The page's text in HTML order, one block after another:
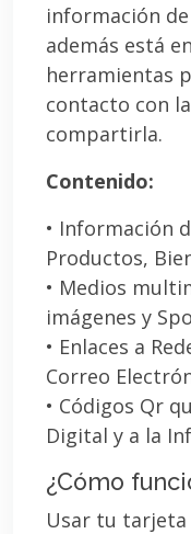
información
además está
herramientas
contacto con
compartirla.
Contenido:
• Información
Productos,
• Medios
imágenes y
• Enlaces a
Correo
• Códigos Qr
Digital y a la
¿Cómo
Usar tu tarjeta